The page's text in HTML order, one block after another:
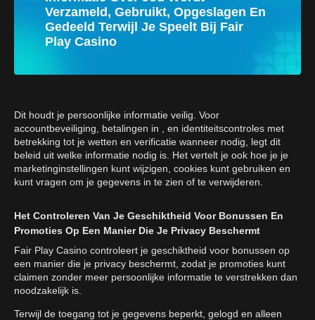
Verzameld, Gebruikt, Opgeslagen En
Gedeeld Terwijl Je Speelt Bij Fair
Play Casino
Dit houdt je persoonlijke informatie veilig. Voor
accountbeveiliging, betalingen in , en identiteitscontroles met
betrekking tot je wetten en verificatie wanneer nodig, legt dit
beleid uit welke informatie nodig is. Het vertelt je ook hoe je je
marketinginstellingen kunt wijzigen, cookies kunt gebruiken en
kunt vragen om je gegevens in te zien of te verwijderen.
Het Controleren Van Je Geschiktheid Voor Bonussen En
Promoties Op Een Manier Die Je Privacy Beschermt
Fair Play Casino controleert je geschiktheid voor bonussen op
een manier die je privacy beschermt, zodat je promoties kunt
claimen zonder meer persoonlijke informatie te verstrekken dan
noodzakelijk is.
Terwijl de toegang tot je gegevens beperkt, gelogd en alleen